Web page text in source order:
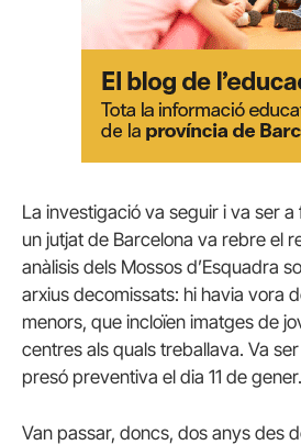
La investigació va seguir i va ser a
un jutjat de Barcelona va rebre el
anàlisis dels Mossos d’Esquadra
arxius decomissats: hi havia vora
menors, que incloïen imatges de
centres als quals treballava. Va
presó preventiva el dia 11 de gener.
Van passar, doncs, dos anys des